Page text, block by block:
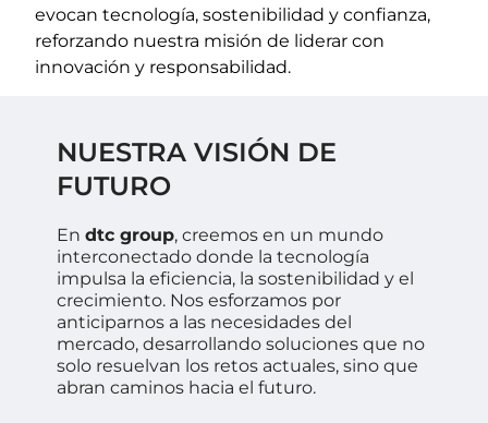
evocan tecnología, sostenibilidad y confianza,
reforzando nuestra misión de liderar con
innovación y responsabilidad.
NUESTRA VISIÓN DE
FUTURO
En dtc group, creemos en un mundo
interconectado donde la tecnología
impulsa la eficiencia, la sostenibilidad y el
crecimiento. Nos esforzamos por
anticiparnos a las necesidades del
mercado, desarrollando soluciones que no
solo resuelvan los retos actuales, sino que
abran caminos hacia el futuro.